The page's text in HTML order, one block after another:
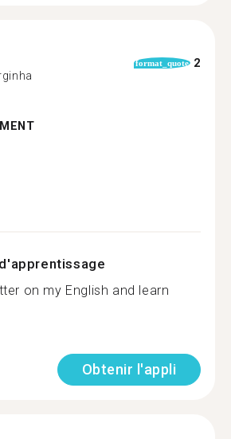
format_quote 2
on my English and learn
Obtenir l'appli